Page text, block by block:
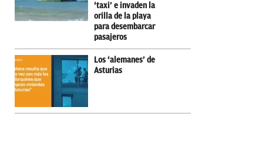
‘taxi’ e invaden la
orilla de la playa
para desembarcar
pasajeros
Los ‘alemanes’ de
Asturias